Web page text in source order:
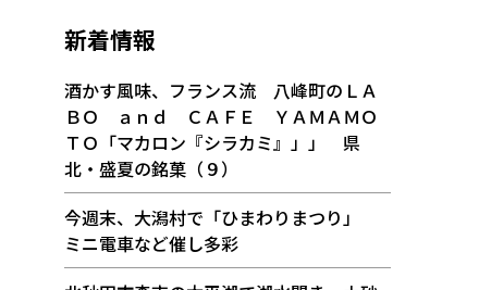
新着情報
酒かす風味、フランス流 八峰町のＬＡ
ＢＯ ａｎｄ ＣＡＦＥ ＹＡＭＡＭＯ
ＴＯ「マカロン『シラカミ』」」 県
北・盛夏の銘菓（９）
今週末、大潟村で「ひまわりまつり」
ミニ電車など催し多彩